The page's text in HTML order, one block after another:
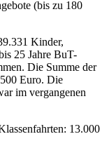
(bis zu 180
Kinder,
25 Jahre BuT-
Die Summe der
Euro. Die
im vergangenen
13.000